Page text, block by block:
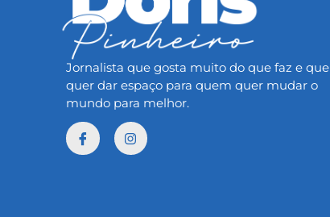
Jornalista que gosta muito do que faz e que
quer dar espaço para quem quer mudar o
mundo para melhor.